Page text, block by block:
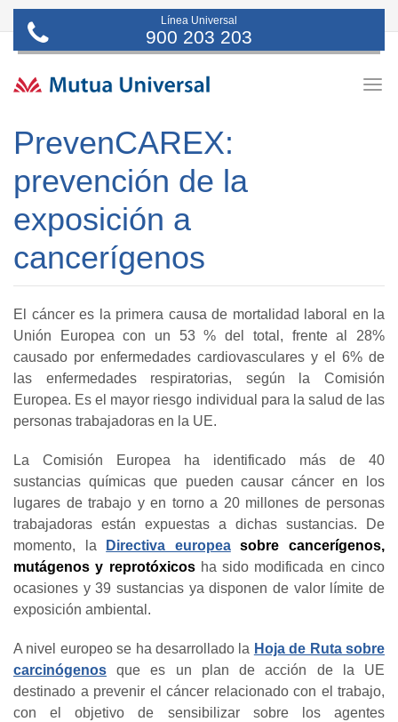
Línea Universal
900 203 203
PrevenCAREX:
prevención de la
exposición a
cancerígenos
El cáncer es la primera causa de mortalidad laboral en la
Unión Europea con un 53 % del total, frente al 28%
causado por enfermedades cardiovasculares y el 6% de
las enfermedades respiratorias, según la Comisión
Europea. Es el mayor riesgo individual para la salud de las
personas trabajadoras en la UE.
La Comisión Europea ha identificado más de 40
sustancias químicas que pueden causar cáncer en los
lugares de trabajo y en torno a 20 millones de personas
trabajadoras están expuestas a dichas sustancias. De
momento, la
Directiva europeasobre cancerígenos,
mutágenos y reprotóxicos ha sido modificada en cinco
ocasiones y 39 sustancias ya disponen de valor límite de
exposición ambiental.
A nivel europeo se ha desarrollado la Hoja de Ruta sobre
carcinógenos que es un plan de acción de la UE
destinado a prevenir el cáncer relacionado con el trabajo,
con el objetivo de sensibilizar sobre los agentes